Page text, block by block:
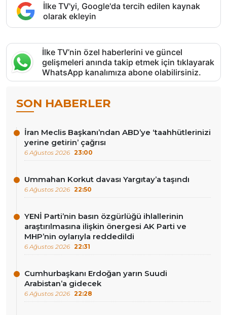
İlke TV'yi, Google'da tercih edilen kaynak
olarak ekleyin
İlke TV’nin özel haberlerini ve güncel
gelişmeleri anında takip etmek için tıklayarak
WhatsApp kanalımıza abone olabilirsiniz.
SON HABERLER
İran Meclis Başkanı’ndan ABD’ye ‘taahhütlerinizi
yerine getirin’ çağrısı
6 Ağustos 2026 23:00
Ummahan Korkut davası Yargıtay’a taşındı
6 Ağustos 2026 22:50
YENİ Parti’nin basın özgürlüğü ihlallerinin
araştırılmasına ilişkin önergesi AK Parti ve
MHP’nin oylarıyla reddedildi
6 Ağustos 2026 22:31
Cumhurbaşkanı Erdoğan yarın Suudi
Arabistan’a gidecek
6 Ağustos 2026 22:28